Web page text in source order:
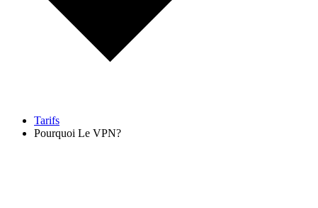
Tarifs
Pourquoi Le VPN?